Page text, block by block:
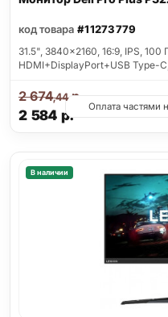
код товара #11273779
31.5", 3840x2160, 16:9, IPS, 100
HDMI+DisplayPort+USB Type-
2 584 р.
2 674,44р.
Оплата частями
В наличии